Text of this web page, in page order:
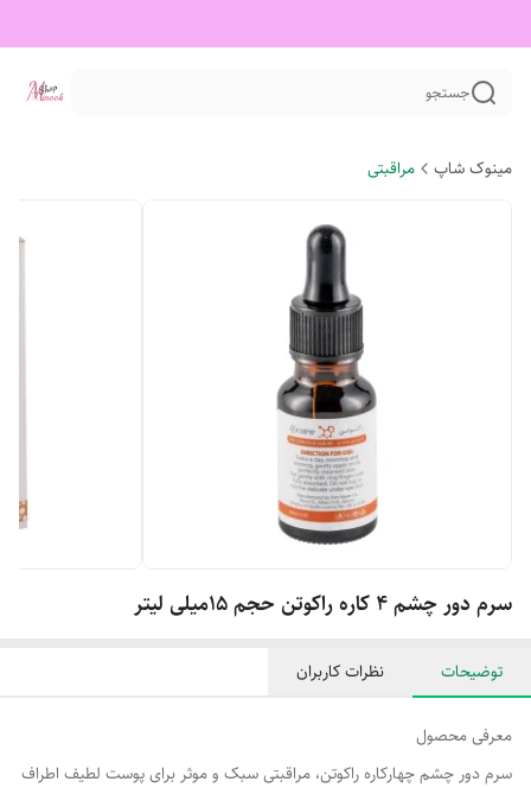
جستجو
مینوک شاپ مراقبتی
سرم دور چشم 4 کاره راکوتن حجم 15میلی لیتر
توضیحات نظرات کاربران
معرفی محصول
سرم دور چشم چهارکاره راکوتن، مراقبتی سبک و موثر برای پوست لطیف اطراف